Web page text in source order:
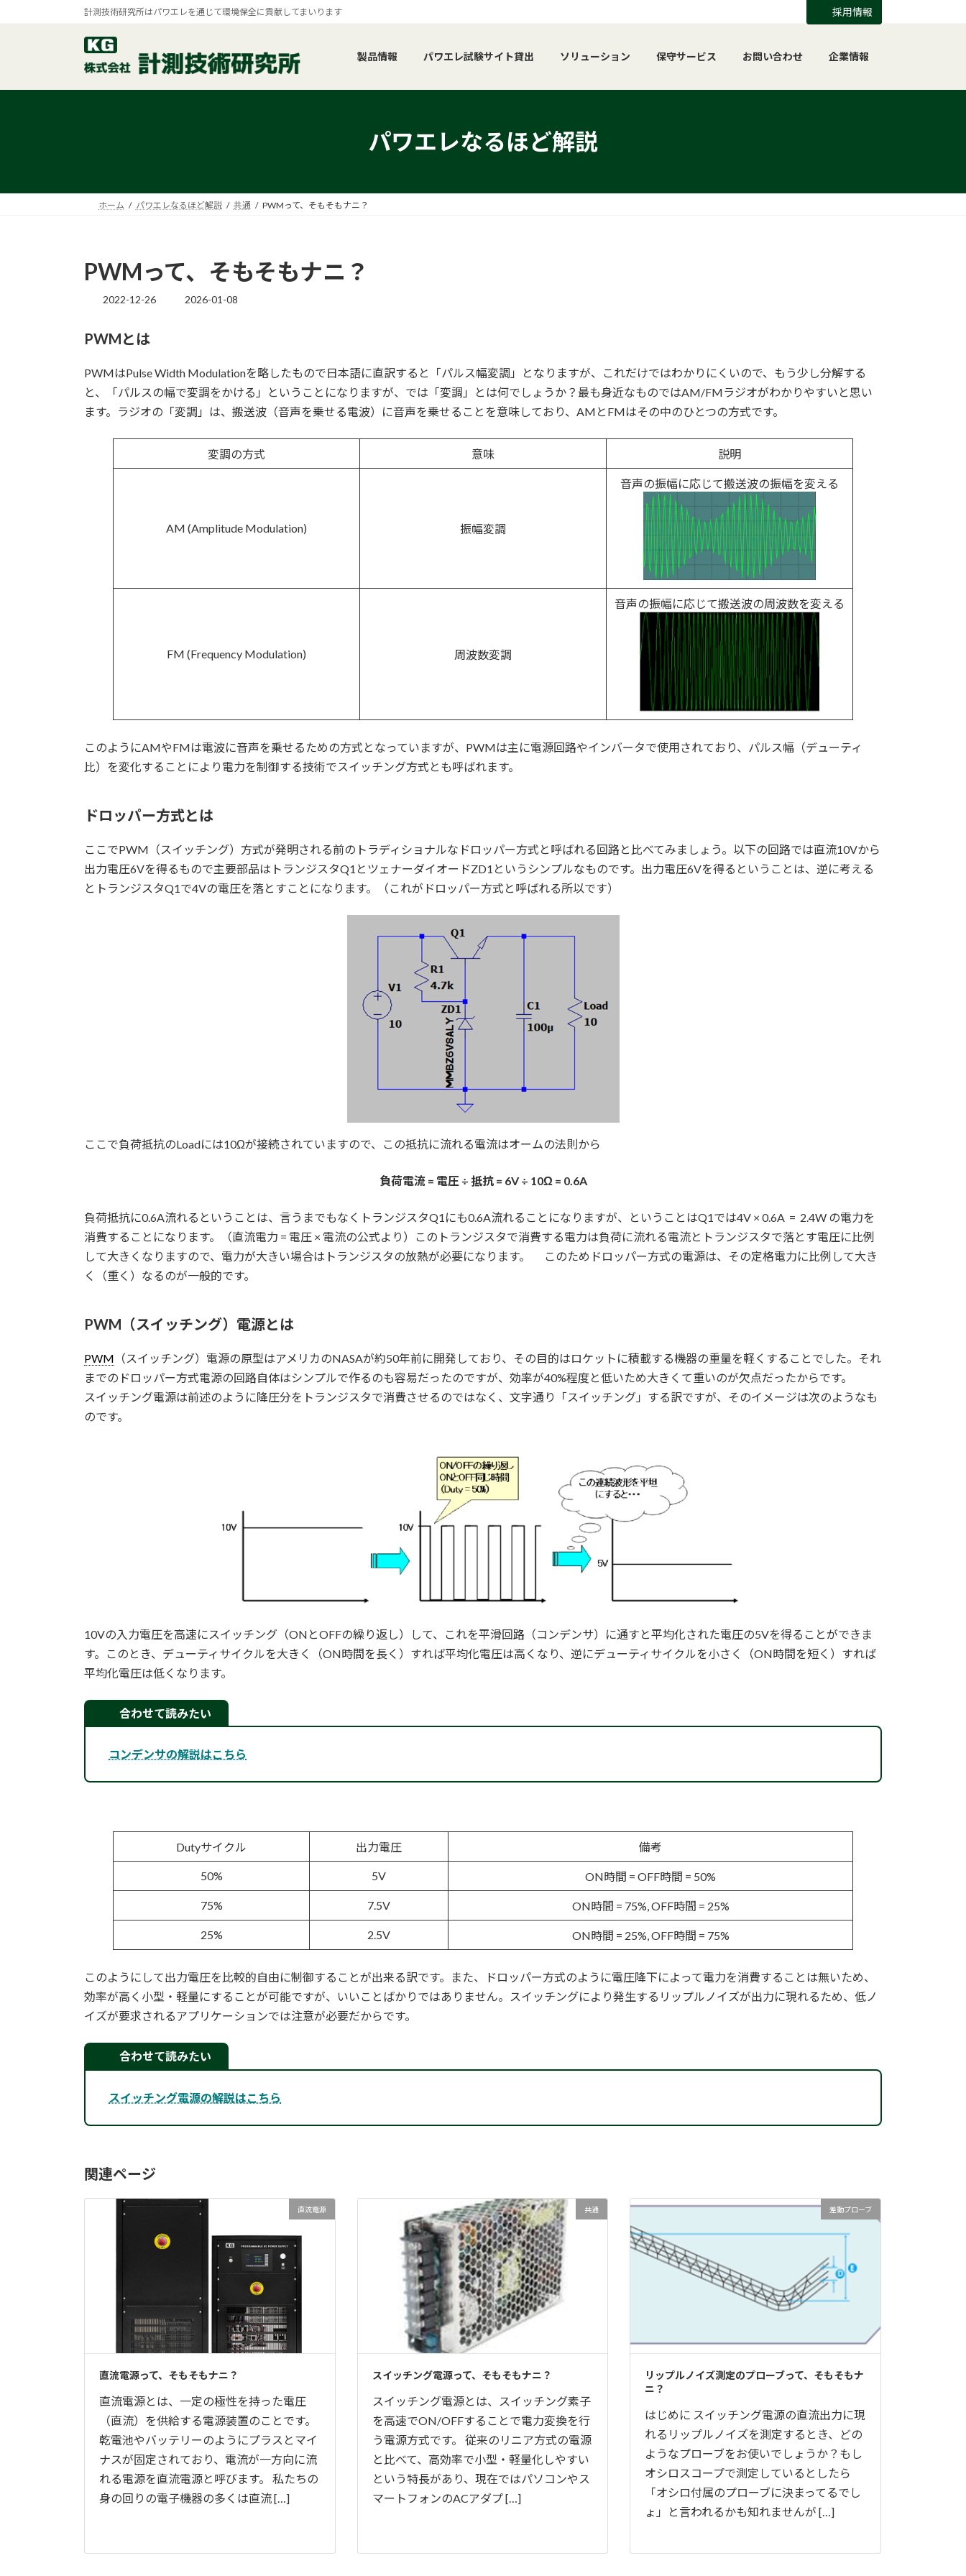
へ
ョ
計測技術研究所はパワエレを通じて環境保全に貢献してまいります 採用情報
製品情報 パワエレ試験サイト貸出 ソリューション 保守サービス お問い合わせ 企業情報
パワエレなるほど解説
ホーム パワエレなるほど解説 共通 PWMって、そもそもナニ？
PWMって、そもそもナニ？
2022-12-26
最
時
2026-01-08
PWMとは
PWMはPulse Width Modulationを略したもので日本語に直訳すると「パルス幅変調」となりますが、これだけではわかりにくいので、もう少し分解する
と、「パルスの幅で変調をかける」ということになりますが、では「変調」とは何でしょうか？最も身近なものではAM/FMラジオがわかりやすいと思い
ます。ラジオの「変調」は、搬送波（音声を乗せる電波）に音声を乗せることを意味しており、AMとFMはその中のひとつの方式です。
変調の方式 意味 説明
AM (Amplitude Modulation) 振幅変調
音声の振幅に応じて搬送波の振幅を変える
FM (Frequency Modulation) 周波数変調
音声の振幅に応じて搬送波の周波数を変える
このようにAMやFMは電波に音声を乗せるための方式となっていますが、PWMは主に電源回路やインバータで使用されており、パルス幅（デューティ
比）を変化することにより電力を制御する技術でスイッチング方式とも呼ばれます。
ドロッパー方式とは
ここでPWM（スイッチング）方式が発明される前のトラディショナルなドロッパー方式と呼ばれる回路と比べてみましょう。以下の回路では直流10Vから
出力電圧6Vを得るもので主要部品はトランジスタQ1とツェナーダイオードZD1というシンプルなものです。出力電圧6Vを得るということは、逆に考える
とトランジスタQ1で4Vの電圧を落とすことになります。（これがドロッパー方式と呼ばれる所以です）
ここで負荷抵抗のLoadには10Ωが接続されていますので、この抵抗に流れる電流はオームの法則から
負荷電流 = 電圧 ÷ 抵抗 = 6V ÷ 10Ω = 0.6A
負荷抵抗に0.6A流れるということは、言うまでもなくトランジスタQ1にも0.6A流れることになりますが、ということはQ1では4V × 0.6A = 2.4W の電力を
消費することになります。（直流電力 = 電圧 × 電流の公式より）このトランジスタで消費する電力は負荷に流れる電流とトランジスタで落とす電圧に比例
して大きくなりますので、電力が大きい場合はトランジスタの放熱が必要になります。 このためドロッパー方式の電源は、その定格電力に比例して大き
く（重く）なるのが一般的です。
PWM（スイッチング）電源とは
PWM （スイッチング）電源の原型はアメリカのNASAが約50年前に開発しており、その目的はロケットに積載する機器の重量を軽くすることでした。それ
までのドロッパー方式電源の回路自体はシンプルで作るのも容易だったのですが、効率が40%程度と低いため大きくて重いのが欠点だったからです。
スイッチング電源は前述のように降圧分をトランジスタで消費させるのではなく、文字通り「スイッチング」する訳ですが、そのイメージは次のようなも
のです。
10Vの入力電圧を高速にスイッチング（ONとOFFの繰り返し）して、これを平滑回路（コンデンサ）に通すと平均化された電圧の5Vを得ることができま
す。このとき、デューティサイクルを大きく（ON時間を長く）すれば平均化電圧は高くなり、逆にデューティサイクルを小さく（ON時間を短く）すれば
平均化電圧は低くなります。
合わせて読みたい
コンデンサの解説はこちら
Dutyサイクル 出力電圧 備考
50% 5V ON時間 = OFF時間 = 50%
75% 7.5V ON時間 = 75%, OFF時間 = 25%
25% 2.5V ON時間 = 25%, OFF時間 = 75%
このようにして出力電圧を比較的自由に制御することが出来る訳です。また、ドロッパー方式のように電圧降下によって電力を消費することは無いため、
効率が高く小型・軽量にすることが可能ですが、いいことばかりではありません。スイッチングにより発生するリップルノイズが出力に現れるため、低ノ
イズが要求されるアプリケーションでは注意が必要だからです。
合わせて読みたい
スイッチング電源の解説はこちら
関連ページ
直流電源
直流電源って、そもそもナニ？
直流電源とは、一定の極性を持った電圧
（直流）を供給する電源装置のことです。
乾電池やバッテリーのようにプラスとマイ
ナスが固定されており、電流が一方向に流
れる電源を直流電源と呼びます。 私たちの
身の回りの電子機器の多くは直流 […]
共通
スイッチング電源って、そもそもナニ？
スイッチング電源とは、スイッチング素子
を高速でON/OFFすることで電力変換を行
う電源方式です。 従来のリニア方式の電源
と比べて、高効率で小型・軽量化しやすい
という特長があり、現在ではパソコンやス
マートフォンのACアダプ […]
差動プローブ
リップルノイズ測定のプローブって、そもそもナ
ニ？
はじめに スイッチング電源の直流出力に現
れるリップルノイズを測定するとき、どの
ようなプローブをお使いでしょうか？もし
オシロスコープで測定しているとしたら
「オシロ付属のプローブに決まってるでし
ょ」と言われるかも知れませんが […]